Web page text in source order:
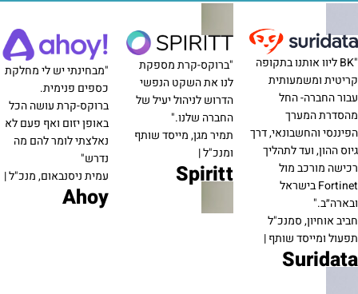
"BK ליוו אותנו בתקופה
קריטית ומשמעותית
עבור החברה- החל
מהסדרת המערך
הפיננסי והחשבונאי, דרך
גיוס ההון, ועד לתהליך
רכישה מורכב מול
Fortinet בישראל
ובארה״ב."
חביב אוחיון, סמנכ"ל
תפעול ומייסד שותף |
Suridata
"ברוקס-קרת מספקת
לנו את השקט הנפשי
הדרוש לניהול יעיל של
החברה שלנו."
תמיר מגן, מייסד שותף
ומנכ"ל |
Spiritt
"מבחינתי יש לי מחלקת
כספים פנימית.
ברוקס-קרת עושה הכל
באופן יזום ואף פעם לא
נאלצתי לומר להם מה
נדרש"
עמית ניסנבאום, מנכ"ל |
Ahoy